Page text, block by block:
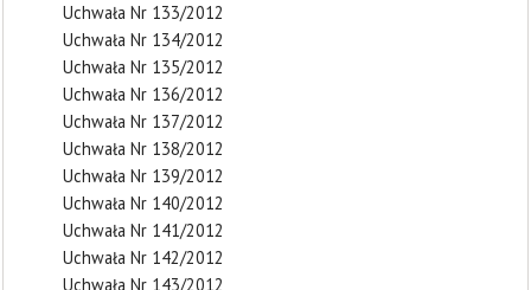
Uchwała Nr 133/2012
Uchwała Nr 134/2012
Uchwała Nr 135/2012
Uchwała Nr 136/2012
Uchwała Nr 137/2012
Uchwała Nr 138/2012
Uchwała Nr 139/2012
Uchwała Nr 140/2012
Uchwała Nr 141/2012
Uchwała Nr 142/2012
Uchwała Nr 143/2012